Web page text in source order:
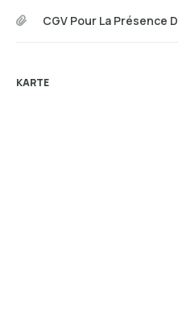
CGV Pour La Présence
KARTE